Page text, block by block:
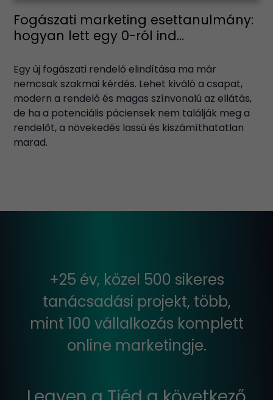
Fogászati marketing esettanulmány:
hogyan lett egy 0-ról ind...
Egy új fogászati rendelő elindítása ma már
nemcsak szakmai kérdés. Lehet kiváló a csapat,
modern a rendelő és magas színvonalú az ellátás,
de ha a potenciális páciensek nem találják meg a
rendelőt, a növekedés lassú és kiszámíthatatlan
marad.
+25 év, közel 500 sikeres
tanácsadási projekt, több,
mint 100 vállalkozás komplett
online marketingje.